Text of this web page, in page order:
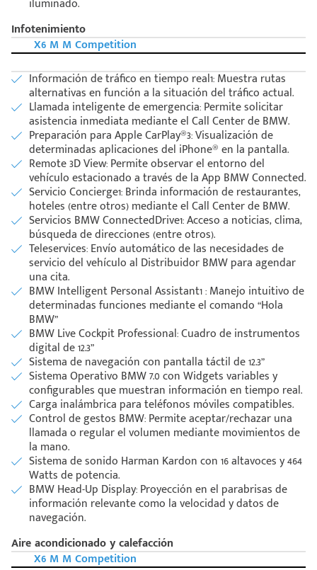
Escríbenos
+528121278366
Código
Postal
Ingresar
iluminado.
Infotenimiento
X6 M M Competition
Información de tráfico en tiempo real1: Muestra rutas
alternativas en función a la situación del tráfico actual.
Llamada inteligente de emergencia: Permite solicitar
asistencia inmediata mediante el Call Center de BMW.
Preparación para Apple CarPlay®3: Visualización de
determinadas aplicaciones del iPhone® en la pantalla.
Remote 3D View: Permite observar el entorno del
vehículo estacionado a través de la App BMW Connected.
Servicio Concierge1: Brinda información de restaurantes,
hoteles (entre otros) mediante el Call Center de BMW.
Servicios BMW ConnectedDrive1: Acceso a noticias, clima,
búsqueda de direcciones (entre otros).
Teleservices: Envío automático de las necesidades de
servicio del vehículo al Distribuidor BMW para agendar
una cita.
BMW Intelligent Personal Assistant1 : Manejo intuitivo de
determinadas funciones mediante el comando “Hola
BMW”
BMW Live Cockpit Professional: Cuadro de instrumentos
digital de 12.3”
Sistema de navegación con pantalla táctil de 12.3”
Sistema Operativo BMW 7.0 con Widgets variables y
configurables que muestran información en tiempo real.
Carga inalámbrica para teléfonos móviles compatibles.
Control de gestos BMW: Permite aceptar/rechazar una
llamada o regular el volumen mediante movimientos de
la mano.
Sistema de sonido Harman Kardon con 16 altavoces y 464
Watts de potencia.
BMW Head-Up Display: Proyección en el parabrisas de
información relevante como la velocidad y datos de
navegación.
Aire acondicionado y calefacción
X6 M M Competition